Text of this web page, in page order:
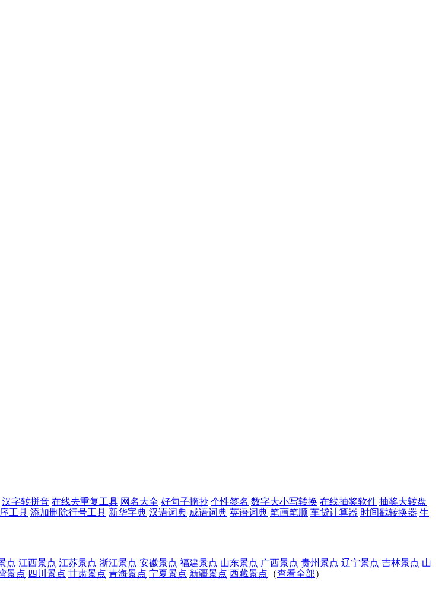
汉字转拼音 在线去重复工具 网名大全 好句子摘抄 个性签名 数字大小写转换 在线抽奖软件 抽奖大转盘
工具 添加删除行号工具 新华字典 汉语词典 成语词典 英语词典 笔画笔顺 车贷计算器 时间戳转换器 生
点 江西景点 江苏景点 浙江景点 安徽景点 福建景点 山东景点 广西景点 贵州景点 辽宁景点 吉林景点 山
景点 四川景点 甘肃景点 青海景点 宁夏景点 新疆景点 西藏景点 （查看全部）